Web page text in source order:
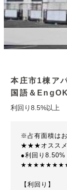
本庄市1棟ア
国語＆
利回り8.5%以上
※占有面積は
★★★オス
●利回り8.50%
【利回り】